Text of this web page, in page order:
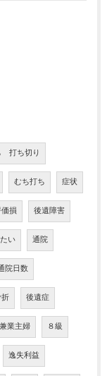
打ち切り
むち打ち 症状
損 後遺障害
い 通院
院日数
後遺症
兼業主婦 ８級
逸失利益